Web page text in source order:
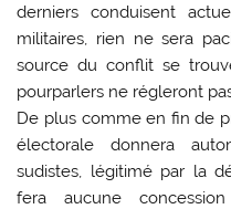
derniers conduisent
militaires, rien ne sera
source du conflit se
pourparlers ne régleront
De plus comme en fin de
électorale donnera
sudistes, légitimé par la
fera aucune